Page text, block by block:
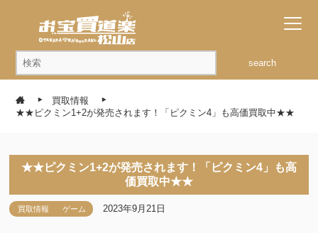
search
買取情報
★★ピクミン1+2が発売されます！「ピクミン4」も高価買取中★★
★★ピクミン1+2が発売されます！「ピクミン4」も高
価買取中★★
買取情報 ゲーム 2023年9月21日